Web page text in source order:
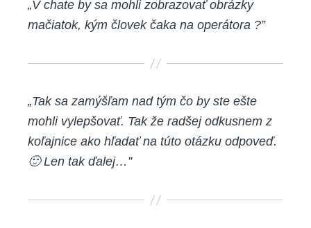
„V chate by sa mohli zobrazovať obrázky
mačiatok, kým človek čaka na operátora ?”
„Tak sa zamýšľam nad tým čo by ste ešte
mohli vylepšovať. Tak že radšej odkusnem z
koľajnice ako hľadať na túto otázku odpoveď.
🙂 Len tak ďalej…”